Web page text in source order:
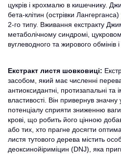
цукрів і крохмалю в кишечнику.
бета-клітин (острівки
2-го типу. Вживання екстракту
метаболічному синдромі,
вуглеводного та жирового обмінів
Екстракт листя шовковиці:
засобом, який має численні
антиоксидантні, протизапальні та
властивості. Він привернув
потенціалу сприяти зниженню
крові, що робить його цінною
або тих, хто прагне досягти
листя тутового дерева містить
деоксинойіриміцин (DNJ), яка